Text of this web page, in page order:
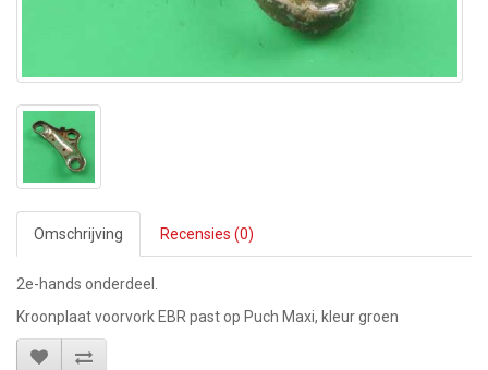
Omschrijving Recensies (0)
2e-hands onderdeel.
Kroonplaat voorvork EBR past op Puch Maxi, kleur groen